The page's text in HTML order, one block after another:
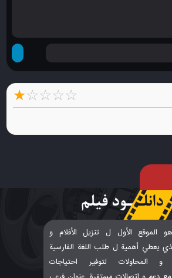
★☆☆☆☆
الموقع الأول ل تنزيل الأفلام و
يعطي أهمية ل طلب اللغة الفارسية
و المحاولات لتوفير احتياجات